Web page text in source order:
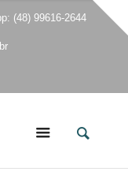
(48) 99616-2644